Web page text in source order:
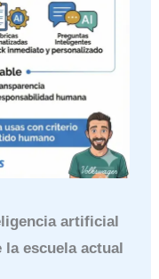
artificial
escuela actual